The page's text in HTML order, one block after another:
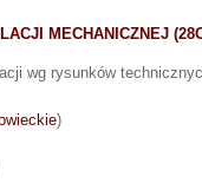
MECHANICZNEJ
wg rysunków
)